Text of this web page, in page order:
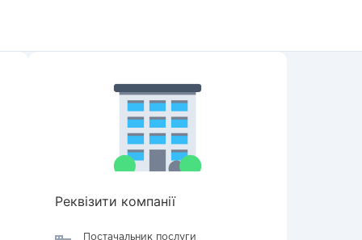
Реквізити компанії
Постачальник послуги